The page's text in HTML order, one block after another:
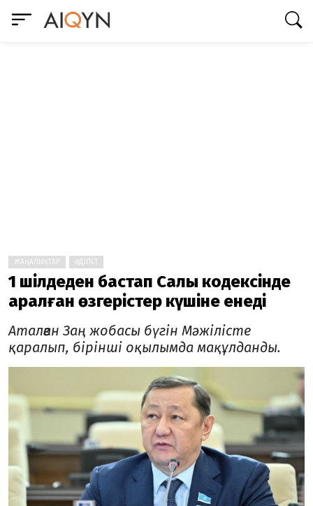
ЖАҢАЛЫҚТАР ӘДІЛЕТ
1 шілдеден бастап Салық кодексінде
қаралған өзгерістер күшіне енеді
Аталған Заң жобасы бүгін Мәжілісте
қаралып, бірінші оқылымда мақұлданды.